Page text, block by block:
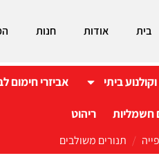
בית אודות חנות
ביתי אביזרי חימום
חשמליות ריהוט
/ תנורים משולבים